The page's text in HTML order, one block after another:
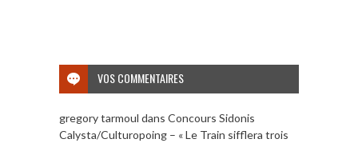
VOS COMMENTAIRES
gregory tarmoul dans Concours Sidonis
Calysta/Culturopoing – « Le Train sifflera trois